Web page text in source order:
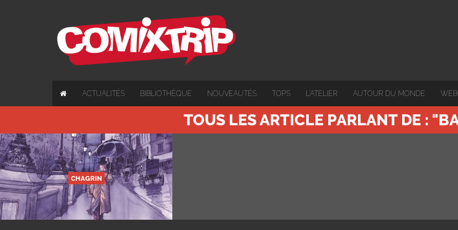
ACTUALITÉS BIBLIOTHÈQUE NOUVEAUTÉS TOPS L'ATELIER AUTOUR DU MONDE
TOUS LES ARTICLE PARLANT DE :
CHAGRIN